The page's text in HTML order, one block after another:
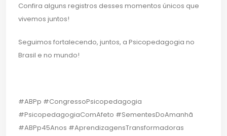
Confira alguns registros desses momentos únicos que
vivemos juntos!
Seguimos fortalecendo, juntos, a Psicopedagogia no
Brasil e no mundo!
#ABPp #CongressoPsicopedagogia
#PsicopedagogiaComAfeto #SementesDoAmanhã
#ABPp45Anos #AprendizagensTransformadoras